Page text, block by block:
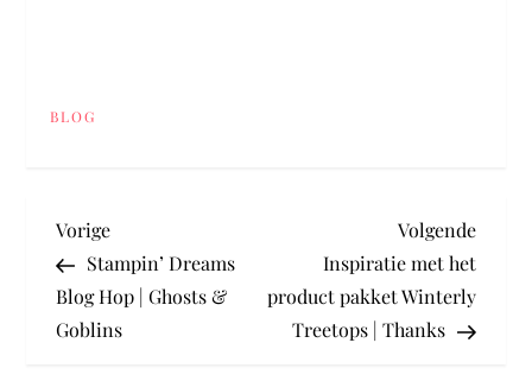
BLOG
B
e
r
Vorig
bericht
Vorige
Stampin’ Dreams
Blog Hop | Ghosts &
Goblins
Volgende
Inspiratie met het
product pakket Winterly
Treetops | Thanks